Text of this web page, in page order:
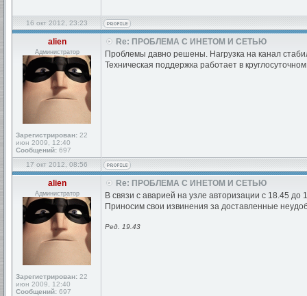
16 окт 2012, 23:23
alien
Администратор
Зарегистрирован: 22
июн 2009, 12:40
Сообщений: 697
Re: ПРОБЛЕМА С ИНЕТОМ И СЕТЬЮ
Проблемы давно решены. Нагрузка на канал
Техническая поддержка работает в
17 окт 2012, 08:56
alien
Администратор
Зарегистрирован: 22
июн 2009, 12:40
Сообщений: 697
Re: ПРОБЛЕМА С ИНЕТОМ И СЕТЬЮ
В связи с аварией на узле авторизации с 18.45 до
Приносим свои извинения за доставленные
Ред. 19.43